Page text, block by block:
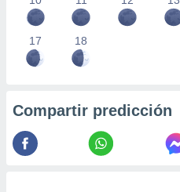
17 18
Compartir predicción